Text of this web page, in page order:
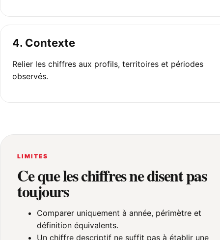
4. Contexte
Relier les chiffres aux profils, territoires et périodes
observés.
LIMITES
Ce que les chiffres ne disent pas
toujours
Comparer uniquement à année, périmètre et
définition équivalents.
Un chiffre descriptif ne suffit pas à établir une